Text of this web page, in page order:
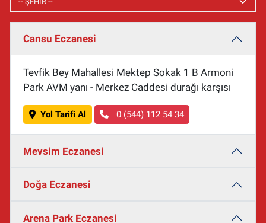
Cansu Eczanesi
Tevfik Bey Mahallesi Mektep Sokak 1 B Armoni
Park AVM yanı - Merkez Caddesi durağı karşısı
Yol Tarifi Al 0 (544) 112 54 34
Mevsim Eczanesi
Doğa Eczanesi
Arena Park Eczanesi